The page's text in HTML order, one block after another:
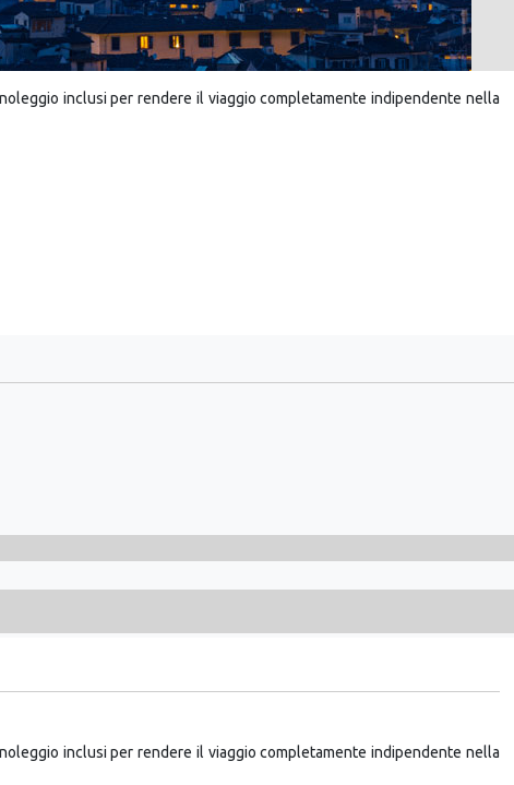
inclusi per rendere il viaggio completamente indipendente nella
inclusi per rendere il viaggio completamente indipendente nella